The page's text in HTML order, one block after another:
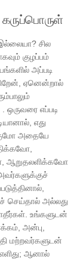
சில
குழப்பம்
அப்படி
ஏனென்றால்
ஒருவரை எப்படி
எது
அதையே
ஆறுதலளிக்கவோ
செய்தால் அல்லது
உங்களுடன்
அன்பு,
மற்றவர்களுடன்
ஆனால்